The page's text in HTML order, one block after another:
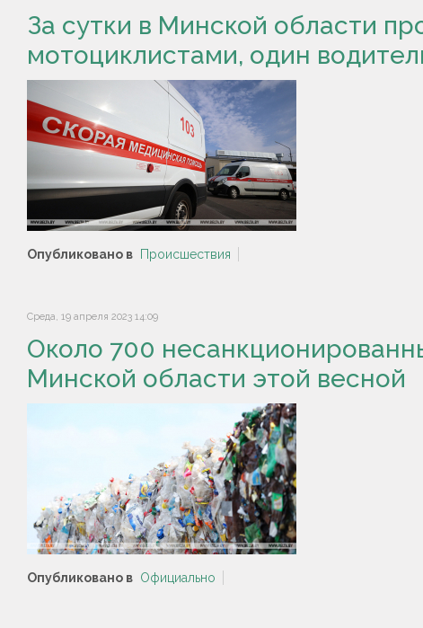
За сутки в Минской области
мотоциклистами, один
Опубликовано в Происшествия
Среда, 19 апреля 2023 14:09
Около 700
Минской области этой весной
Опубликовано в Официально